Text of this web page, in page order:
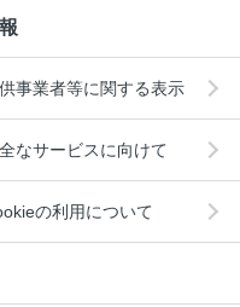
事業者等に関する表示
なサービスに向けて
の利用について